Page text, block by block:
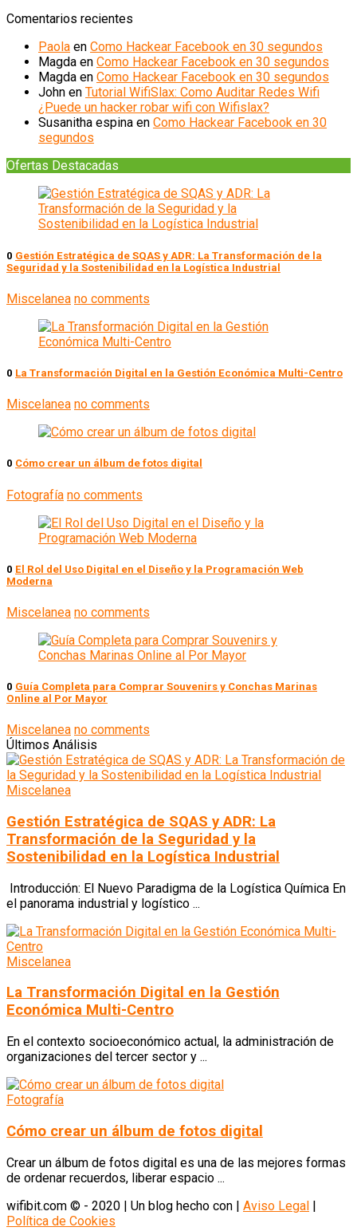
Comentarios recientes
Paola en Como Hackear Facebook en 30 segundos
Magda en Como Hackear Facebook en 30 segundos
Magda en Como Hackear Facebook en 30 segundos
John en Tutorial WifiSlax: Como Auditar Redes Wifi
¿Puede un hacker robar wifi con Wifislax?
Susanitha espina en Como Hackear Facebook en 30
segundos
Ofertas Destacadas
0 Gestión Estratégica de SQAS y ADR: La Transformación de la
Seguridad y la Sostenibilidad en la Logística Industrial
Miscelanea no comments
0 La Transformación Digital en la Gestión Económica Multi-Centro
Miscelanea no comments
0 Cómo crear un álbum de fotos digital
Fotografía no comments
0 El Rol del Uso Digital en el Diseño y la Programación Web
Moderna
Miscelanea no comments
0 Guía Completa para Comprar Souvenirs y Conchas Marinas
Online al Por Mayor
Miscelanea no comments
Últimos Análisis
Miscelanea
Gestión Estratégica de SQAS y ADR: La
Transformación de la Seguridad y la
Sostenibilidad en la Logística Industrial
Introducción: El Nuevo Paradigma de la Logística Química En
el panorama industrial y logístico ...
Miscelanea
La Transformación Digital en la Gestión
Económica Multi-Centro
En el contexto socioeconómico actual, la administración de
organizaciones del tercer sector y ...
Fotografía
Cómo crear un álbum de fotos digital
Crear un álbum de fotos digital es una de las mejores formas
de ordenar recuerdos, liberar espacio ...
wifibit.com © - 2020 | Un blog hecho con | Aviso Legal |
Política de Cookies